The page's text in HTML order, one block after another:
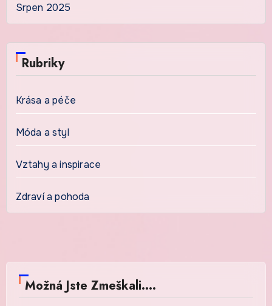
Srpen 2025
Rubriky
Krása a péče
Móda a styl
Vztahy a inspirace
Zdraví a pohoda
Možná Jste Zmeškali....